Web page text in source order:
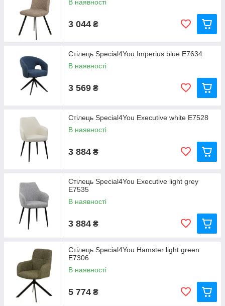
В наявності
3 044 ₴
Стілець Special4You Imperius blue E7634
В наявності
3 569 ₴
Стілець Special4You Executive white E7528
В наявності
3 884 ₴
Стілець Special4You Executive light grey
E7535
В наявності
3 884 ₴
Стілець Special4You Hamster light green
E7306
В наявності
5 774 ₴